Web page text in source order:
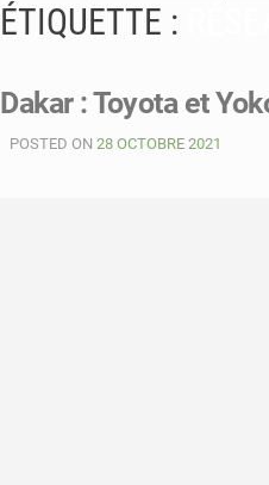
ÉTIQUETTE :
Dakar : Toyota et
POSTED ON 28 OCTOBRE 2021